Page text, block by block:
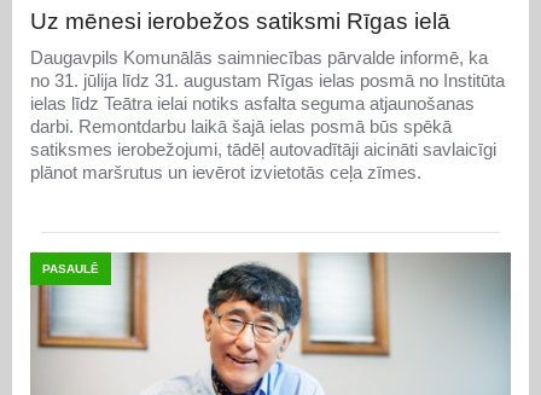
Uz mēnesi ierobežos satiksmi Rīgas ielā
Daugavpils Komunālās saimniecības pārvalde informē, ka
no 31. jūlija līdz 31. augustam Rīgas ielas posmā no Institūta
ielas līdz Teātra ielai notiks asfalta seguma atjaunošanas
darbi. Remontdarbu laikā šajā ielas posmā būs spēkā
satiksmes ierobežojumi, tādēļ autovadītāji aicināti savlaicīgi
plānot maršrutus un ievērot izvietotās ceļa zīmes.
PASAULĒ